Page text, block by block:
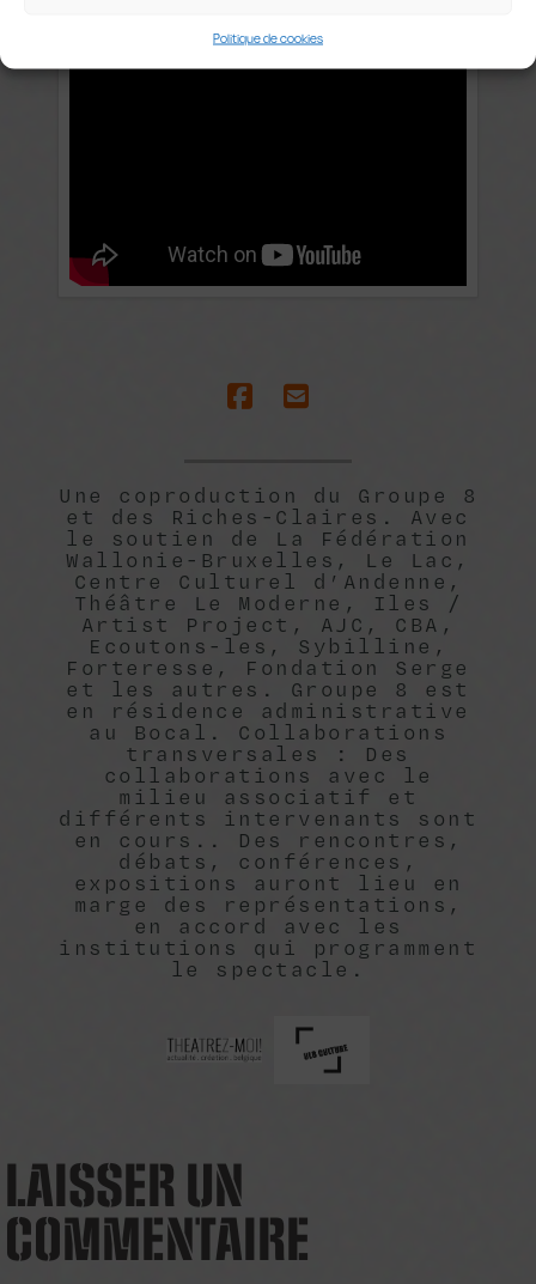
Politique de cookies
Une coproduction du Groupe 8
et des Riches-Claires. Avec
le soutien de La Fédération
Wallonie-Bruxelles, Le Lac,
Centre Culturel d’Andenne,
Théâtre Le Moderne, Iles /
Artist Project, AJC, CBA,
Ecoutons-les, Sybilline,
Forteresse, Fondation Serge
et les autres. Groupe 8 est
en résidence administrative
au Bocal. Collaborations
transversales : Des
collaborations avec le
milieu associatif et
différents intervenants sont
en cours.. Des rencontres,
débats, conférences,
expositions auront lieu en
marge des représentations,
en accord avec les
institutions qui programment
le spectacle.
LAISSER UN
COMMENTAIRE